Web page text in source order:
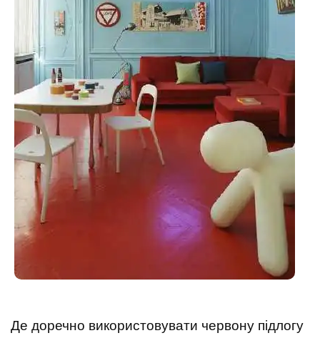
Де доречно використовувати червону підлогу